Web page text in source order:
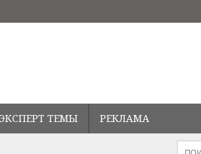
ТЕМЫ РЕКЛАМА